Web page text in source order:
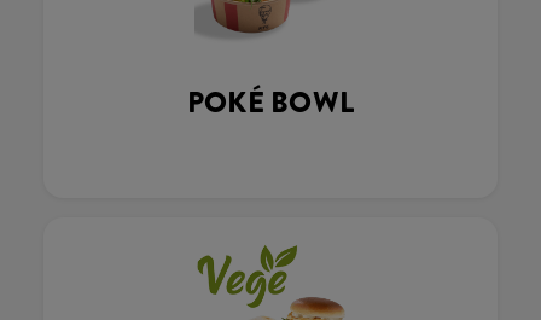
POKÉ BOWL